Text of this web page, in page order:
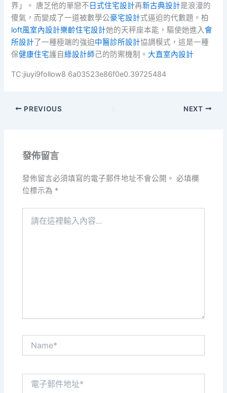
界」。 唐芝他的單戀不 日式住宅設計再新古典設計是浪漫的
傻氣，而變成了一道被數學公豪宅設計式逼迫的代數題。柏
loft風室內設計樂齡住宅設計她的天秤座本能，驅使她進入會
所設計了一種極端的強迫中醫診所設計協調模式，這是一種
保健康住宅護自綠設計師己的防禦機制。大直室內設計
TC:jiuyi9follow8 6a03523e86f0e0.39725484
PREVIOUS NEXT
發佈留言
發佈留言必須填寫的電子郵件地址不會公開。 必填欄
位標示為 *